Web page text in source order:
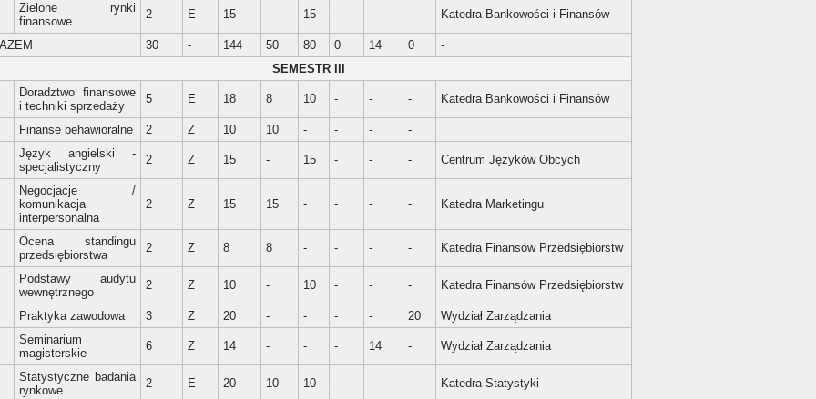
Zielone rynki
finansowe
2 E 15 - 15 - - - Katedra Bankowości i Finansów
30 - 144 50 80 0 14 0
-
SEMESTR III
Doradztwo finansowe
i techniki sprzedaży
5 E 18 8 10 - - - Katedra Bankowości i Finansów
Finanse behawioralne 2 Z 10 10 - - - -
Język angielski -
specjalistyczny
2 Z 15 - 15 - - - Centrum Języków Obcych
Negocjacje /
komunikacja
interpersonalna
2 Z 15 15 - - - - Katedra Marketingu
Ocena standingu
przedsiębiorstwa
2 Z 8 8 - - - - Katedra Finansów Przedsiębiorstw
Podstawy audytu
wewnętrznego
2 Z 10 - 10 - - - Katedra Finansów Przedsiębiorstw
Praktyka zawodowa 3 Z 20 - - - - 20 Wydział Zarządzania
Seminarium
magisterskie
6 Z 14 - - - 14 - Wydział Zarządzania
Statystyczne badania
rynkowe
2 E 20 10 10 - - - Katedra Statystyki